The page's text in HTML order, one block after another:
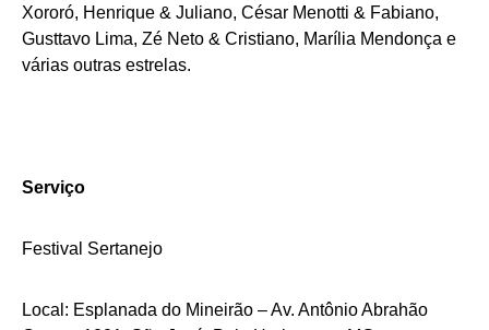
Xororó, Henrique & Juliano, César Menotti & Fabiano,
Gusttavo Lima, Zé Neto & Cristiano, Marília Mendonça e
várias outras estrelas.
Serviço
Festival Sertanejo
Local: Esplanada do Mineirão – Av. Antônio Abrahão